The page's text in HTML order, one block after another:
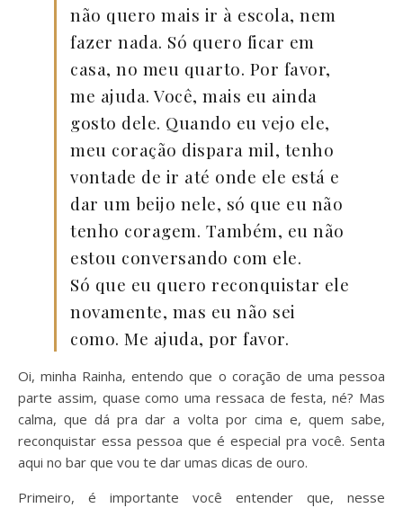
não quero mais ir à escola, nem
fazer nada. Só quero ficar em
casa, no meu quarto. Por favor,
me ajuda. Você, mais eu ainda
gosto dele. Quando eu vejo ele,
meu coração dispara mil, tenho
vontade de ir até onde ele está e
dar um beijo nele, só que eu não
tenho coragem. Também, eu não
estou conversando com ele.
Só que eu quero reconquistar ele
novamente, mas eu não sei
como. Me ajuda, por favor.
Oi, minha Rainha, entendo que o coração de uma pessoa
parte assim, quase como uma ressaca de festa, né? Mas
calma, que dá pra dar a volta por cima e, quem sabe,
reconquistar essa pessoa que é especial pra você. Senta
aqui no bar que vou te dar umas dicas de ouro.
Primeiro, é importante você entender que, nesse